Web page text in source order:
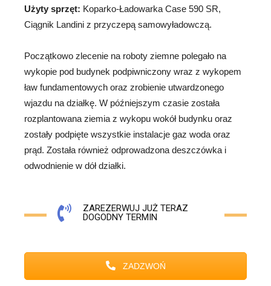
Użyty sprzęt: Koparko-Ładowarka Case 590 SR,
Ciągnik Landini z przyczepą samowyładowczą.
Początkowo zlecenie na roboty ziemne polegało na
wykopie pod budynek podpiwniczony wraz z wykopem
ław fundamentowych oraz zrobienie utwardzonego
wjazdu na działkę. W późniejszym czasie została
rozplantowana ziemia z wykopu wokół budynku oraz
zostały podpięte wszystkie instalacje gaz woda oraz
prąd. Została również odprowadzona deszczówka i
odwodnienie w dół działki.
ZAREZERWUJ JUŻ TERAZ
DOGODNY TERMIN
ZADZWOŃ